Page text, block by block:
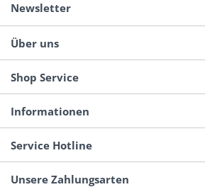
Newsletter
Über uns
Shop Service
Informationen
Service Hotline
Unsere Zahlungsarten